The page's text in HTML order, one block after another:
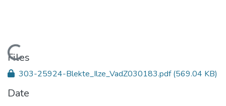
Loading...
Files
303-25924-Blekte_Ilze_VadZ030183.pdf(569.04 KB)
Date